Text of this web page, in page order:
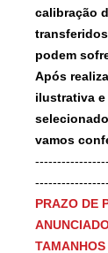
calibração
podem
Após
ilustrativa
vamos
PRAZO DE
TAMANHOS